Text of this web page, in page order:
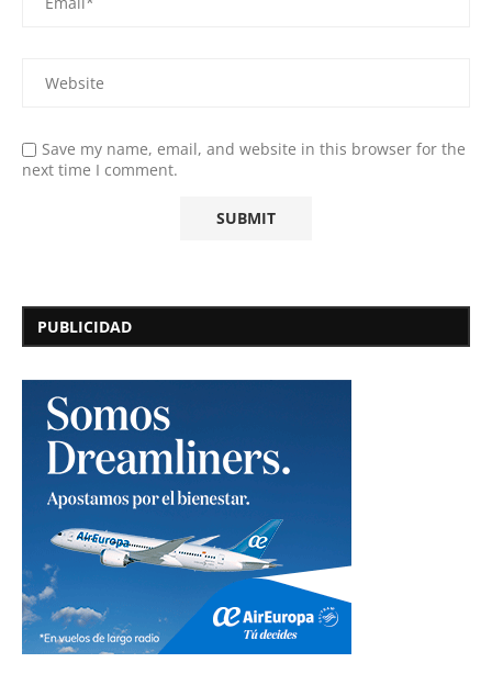
Save my name, email, and website in this browser for the
next time I comment.
PUBLICIDAD